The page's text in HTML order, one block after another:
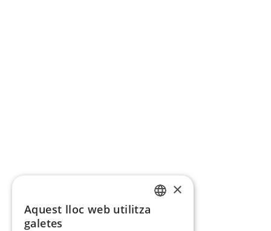
×
Aquest lloc web utilitza
galetes